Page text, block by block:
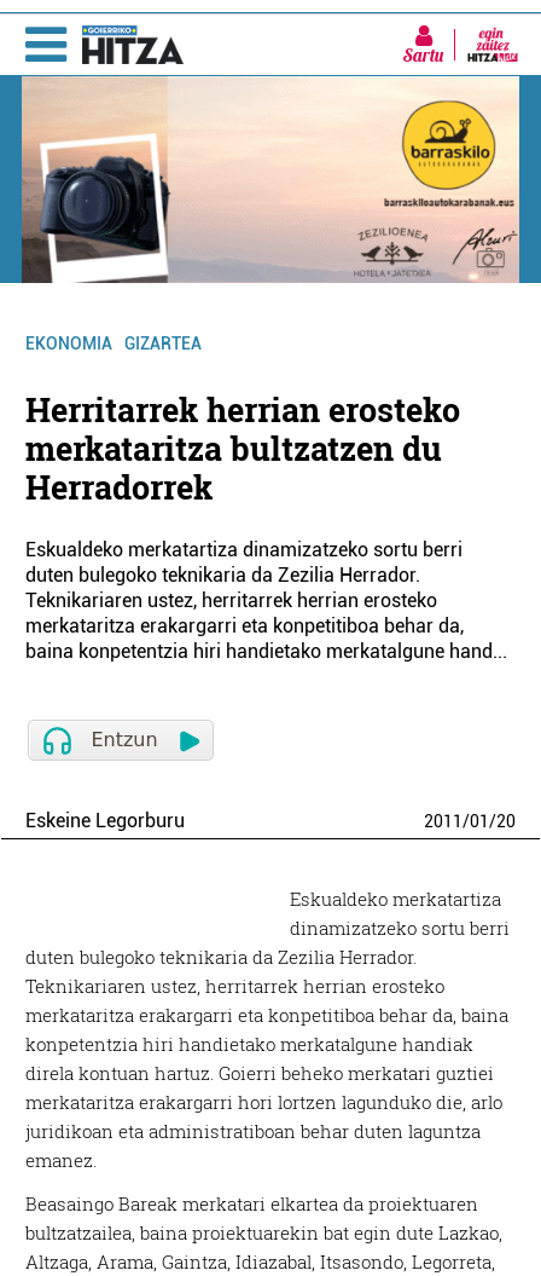
Sartu
EKONOMIA GIZARTEA
Herritarrek herrian erosteko
merkataritza bultzatzen du
Herradorrek
Eskualdeko merkatartiza dinamizatzeko sortu berri
duten bulegoko teknikaria da Zezilia Herrador.
Teknikariaren ustez, herritarrek herrian erosteko
merkataritza erakargarri eta konpetitiboa behar da,
baina konpetentzia hiri handietako merkatalgune hand...
Eskeine Legorburu 2011/01/20
Eskualdeko merkatartiza
dinamizatzeko sortu berri
duten bulegoko teknikaria da Zezilia Herrador.
Teknikariaren ustez, herritarrek herrian erosteko
merkataritza erakargarri eta konpetitiboa behar da, baina
konpetentzia hiri handietako merkatalgune handiak
direla kontuan hartuz. Goierri beheko merkatari guztiei
merkataritza erakargarri hori lortzen lagunduko die, arlo
juridikoan eta administratiboan behar duten laguntza
emanez.
Beasaingo Bareak merkatari elkartea da proiektuaren
bultzatzailea, baina proiektuarekin bat egin dute Lazkao,
Altzaga, Arama, Gaintza, Idiazabal, Itsasondo, Legorreta,